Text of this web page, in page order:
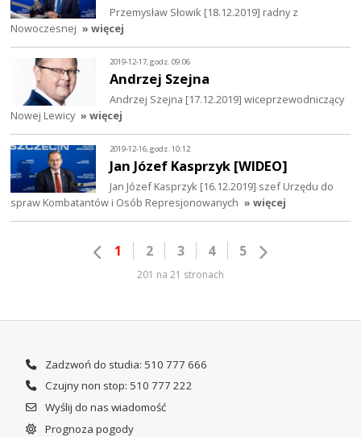
Przemysław Słowik [18.12.2019] radny z
Nowoczesnej » więcej
2019-12-17, godz. 09:06
Andrzej Szejna
Andrzej Szejna [17.12.2019] wiceprzewodniczący
Nowej Lewicy » więcej
2019-12-16, godz. 10:12
Jan Józef Kasprzyk [WIDEO]
Jan Józef Kasprzyk [16.12.2019] szef Urzędu do
spraw Kombatantów i Osób Represjonowanych » więcej
1 2 3 4 5
201 na 21 stronach
Zadzwoń do studia: 510 777 666
Czujny non stop: 510 777 222
Wyślij do nas wiadomość
Prognoza pogody